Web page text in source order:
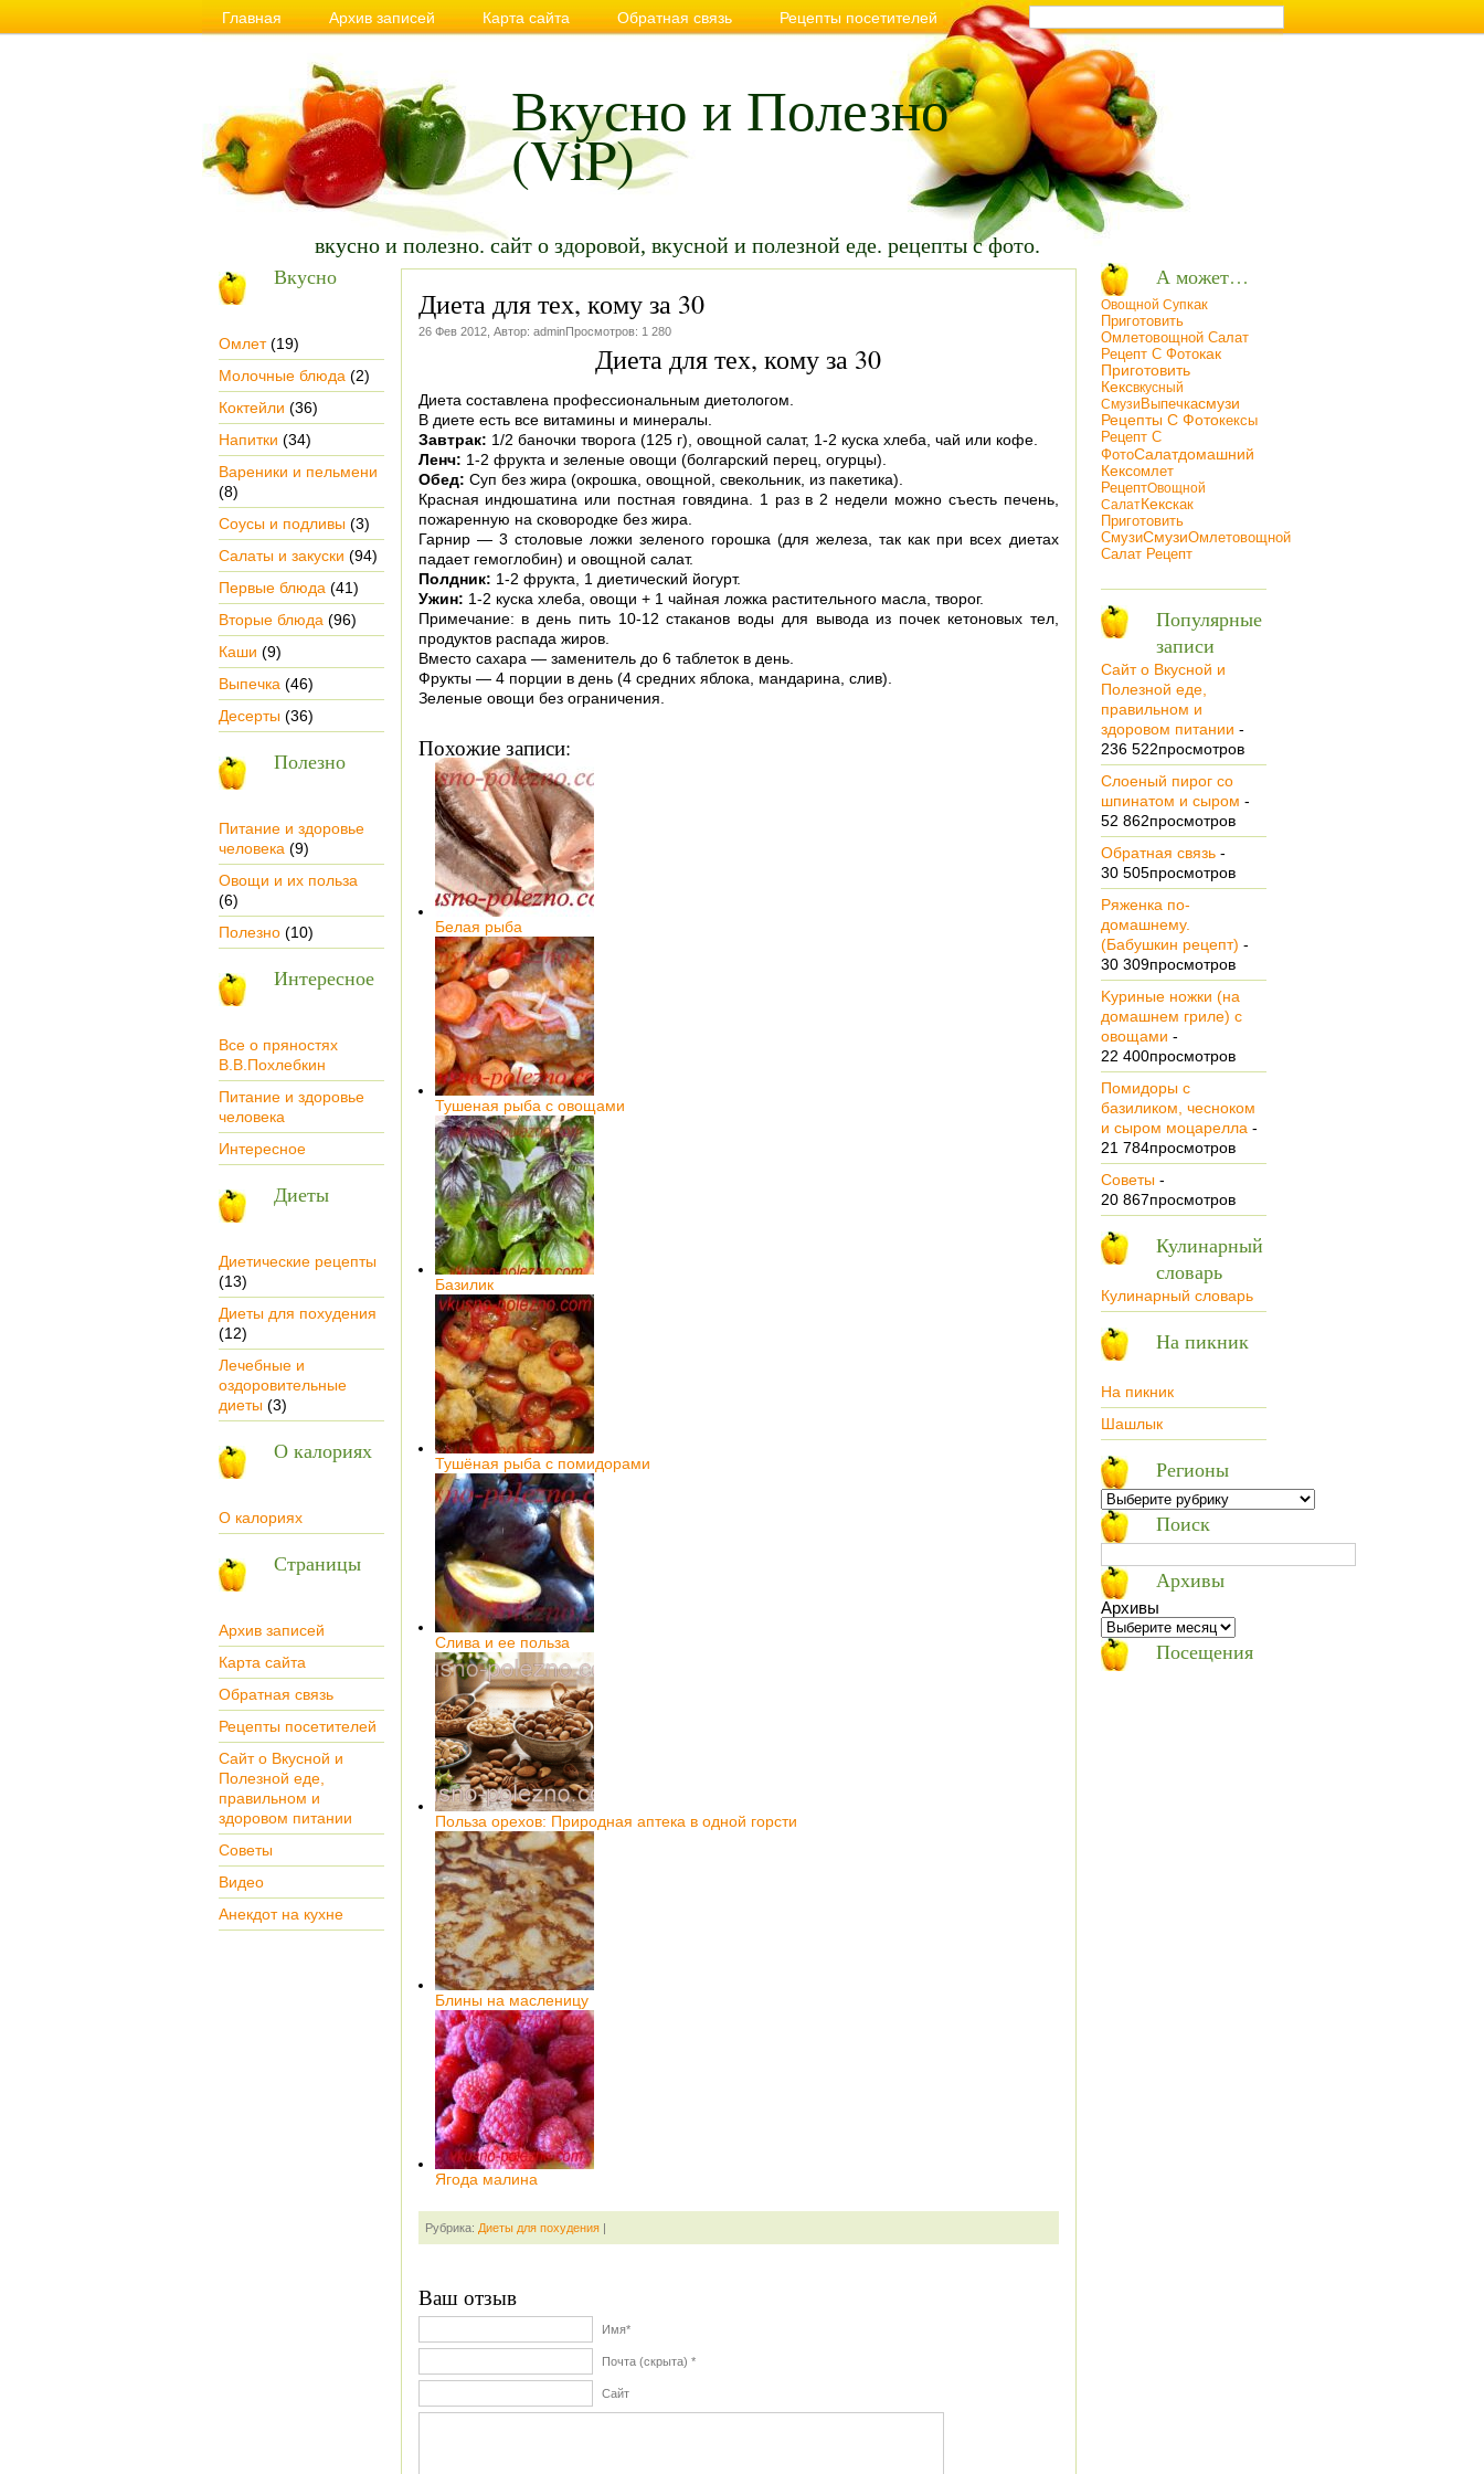
Главная Архив записей Карта сайта Обратная связь
Рецепты посетителей
Анекдот на кухне
Вкусно и Полезно
(ViP)
вкусно и полезно. сайт о здоровой, вкусной и полезной еде. рецепты с фото.
Вкусно
Омлет(19)
Молочные блюда (2)
Коктейли (36)
Напитки (34)
Вареники и пельмени
(8)
Соусы и подливы(3)
Салаты и закуски (94)
Первые блюда (41)
Вторые блюда (96)
Каши (9)
Выпечка (46)
Десерты(36)
Полезно
Питание и здоровье
человека (9)
Овощи и их польза
(6)
Полезно(10)
Интересное
Все о пряностях
В.В.Похлебкин
Питание и здоровье
человека
Интересное
Диеты
Диетические рецепты
(13)
Диеты для похудения
(12)
Лечебные и
оздоровительные
диеты(3)
О калориях
О калориях
Страницы
Архив записей
Карта сайта
Обратная связь
Рецепты посетителей
Сайт о Вкусной и
Полезной еде,
правильном и
здоровом питании
Советы
Видео
Анекдот на кухне
Диета для тех, кому за 30
26 Фев 2012, Автор: adminПросмотров: 1 280
Диета для тех, кому за 30
Диета составлена профессиональным диетологом.
В диете есть все витамины и минералы.
Завтрак: 1/2 баночки творога (125 г), овощной салат, 1-2 куска хлеба, чай или кофе.
Ленч: 1-2 фрукта и зеленые овощи (болгарский перец, огурцы).
Обед: Суп без жира (окрошка, овощной, свекольник, из пакетика).
Красная индюшатина или постная говядина. 1 раз в 2 недели можно съесть печень,
пожаренную на сковородке без жира.
Гарнир — 3 столовые ложки зеленого горошка (для железа, так как при всех диетах
падает гемоглобин) и овощной салат.
Полдник: 1-2 фрукта, 1 диетический йогурт.
Ужин: 1-2 куска хлеба, овощи + 1 чайная ложка растительного масла, творог.
Примечание: в день пить 10-12 стаканов воды для вывода из почек кетоновых тел,
продуктов распада жиров.
Вместо сахара — заменитель до 6 таблеток в день.
Фрукты — 4 порции в день (4 средних яблока, мандарина, слив).
Зеленые овощи без ограничения.
Похожие записи:
Белая рыба
Тушеная рыба с овощами
Базилик
Тушёная рыба с помидорами
Слива и ее польза
Польза орехов: Природная аптека в одной горсти
Блины на масленицу
Ягода малина
Рубрика: Диеты для похудения|
Ваш отзыв
Имя*
Почта (скрыта) *
Сайт
А может…
Oвощной СупКак
Приготовить
ОмлетОвощной Салат
Рецепт С ФотоКак
Приготовить
КексВкусный
Смузи ВыпечкаСмузи
Рецепты С ФотоКексы
Рецепт С
ФотоСалатДомашний
КексОмлет
РецептOвощной
СалатКексКак
Приготовить
СмузиСмузиОмлетОвощной
Салат Рецепт
Популярные
записи
Сайт о Вкусной и
Полезной еде,
правильном и
здоровом питании -
236 522просмотров
Cлoeный пирог co
шпинатом и сыром -
52 862просмотров
Обратная связь-
30 505просмотров
Ряженка по-
домашнему.
(Бабушкин рецепт) -
30 309просмотров
Kуриные ножки (на
домашнем гриле) с
овощами -
22 400просмотров
Помидоры с
базиликом, чесноком
и сыром моцарелла -
21 784просмотров
Советы-
20 867просмотров
Кулинарный
словарь
Кулинарный словарь
На пикник
На пикник
Шашлык
Регионы
Поиск
Архивы
Архивы
Посещения